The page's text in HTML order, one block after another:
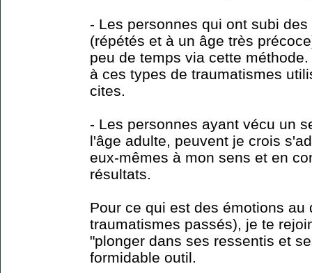
- Les personnes qui ont subi
(répétés et à un âge très
peu de temps via cette
à ces types de traumatismes
cites.
- Les personnes ayant vécu un
l'âge adulte, peuvent je crois
eux-mêmes à mon sens et en
résultats.
Pour ce qui est des émotions
traumatismes passés), je te
"plonger dans ses ressentis et
formidable outil.